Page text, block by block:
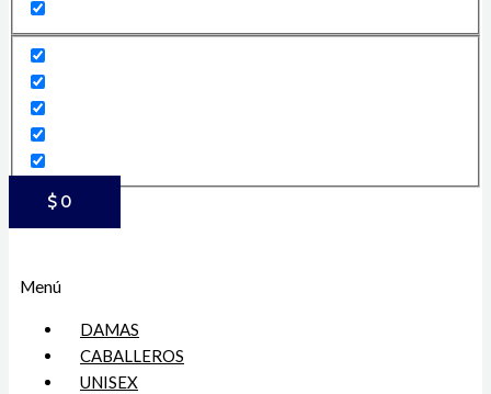
$ 0
Menú
DAMAS
CABALLEROS
UNISEX